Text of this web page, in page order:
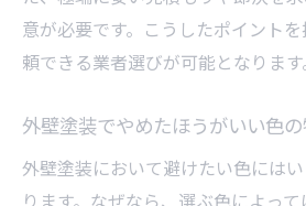
意が必要です。こうしたポイント
頼できる業者選びが可能となります
外壁塗装でやめたほうがいい色
外壁塗装において避けたい色には